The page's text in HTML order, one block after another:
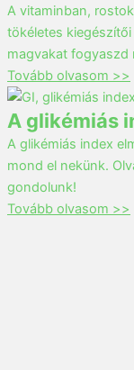
A vitaminban,
tökéletes
magvakat fogyaszd
Tovább olvasom >>
A glikémiás
A glikémiás index
mond el nekünk.
gondolunk!
Tovább olvasom >>